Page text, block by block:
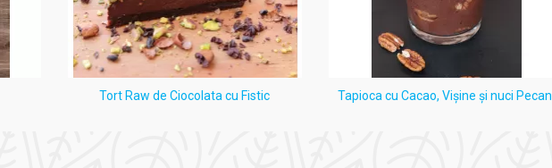
Tort Raw de Ciocolata cu Fistic Tapioca cu Cacao, Vişine şi nuci Pecan.